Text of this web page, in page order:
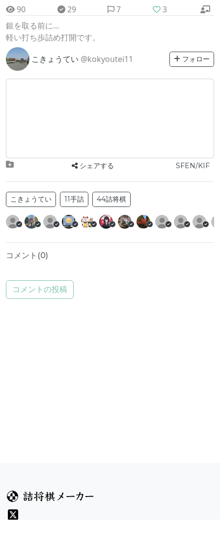
90 29 7
3
銀を取る前に…
軽い打ち歩詰め打開です。
こきょうてい @kokyoutei11 フォロー
シェアする SFEN/KIF
こきょうてい 11手詰 44詰将棋
コメント(0)
コメントの投稿